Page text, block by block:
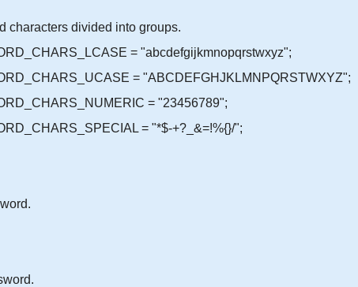
divided into groups.
= "abcdefgijkmnopqrstwxyz";
= "ABCDEFGHJKLMNPQRSTWXYZ";
= "23456789";
= "*$-+?_&=!%{}/";